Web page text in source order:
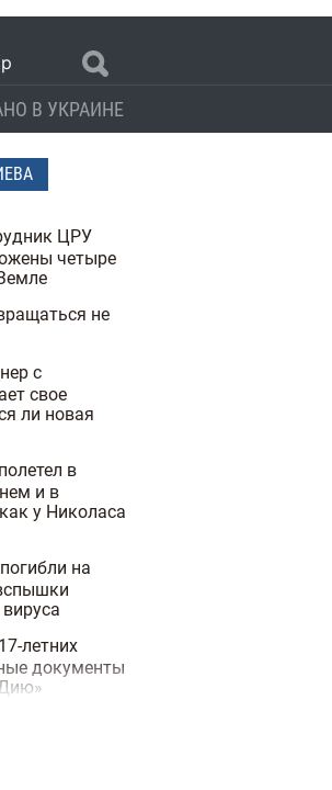
В УКРАИНЕ
ЦРУ
четыре
не
с
свое
ли новая
в
и в
у Николаса
на
летних
документы
найти